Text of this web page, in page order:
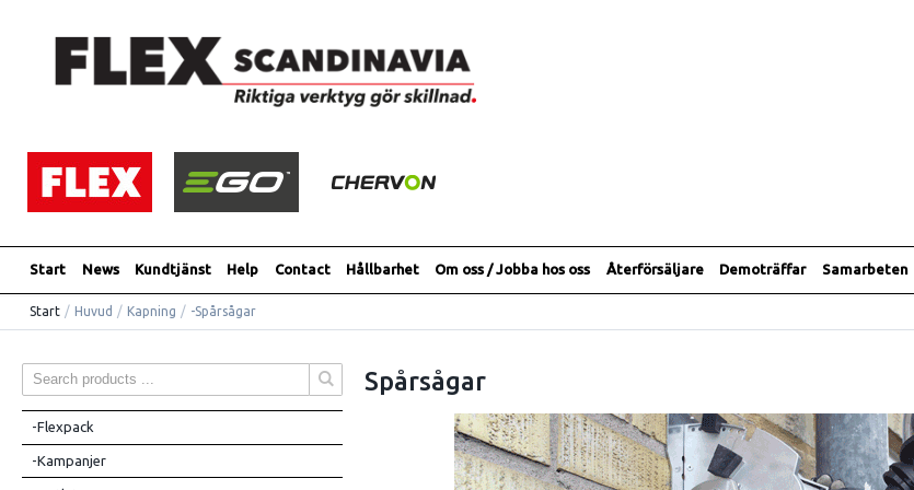
Start News Kundtjänst Help Contact Hållbarhet Om oss / Jobba hos oss Återförsäljare Demoträffar Samarbeten
Start / Huvud / Kapning / -Spårsågar
-Flexpack
-Kampanjer
Spårsågar